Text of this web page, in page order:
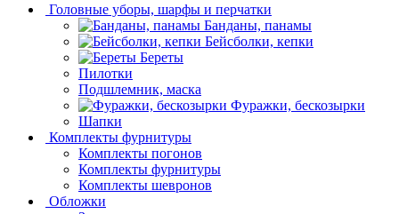
Головные уборы, шарфы и перчатки
Банданы, панамы
Бейсболки, кепки
Береты
Пилотки
Подшлемник, маска
Фуражки, бескозырки
Шапки
Комплекты фурнитуры
Комплекты погонов
Комплекты фурнитуры
Комплекты шевронов
Обложки